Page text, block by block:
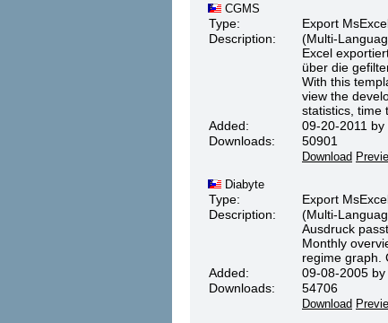
CGMS
Type:
Export
Description:
(Multi-
Excel
über die
With this
view the
statistics, time
Added:
09-20-2011
Downloads:
50901
Download
Diabyte
Type:
Export
Description:
(Multi-
Ausdruck
Monthly
regime graph.
Added:
09-08-2005
Downloads:
54706
Download